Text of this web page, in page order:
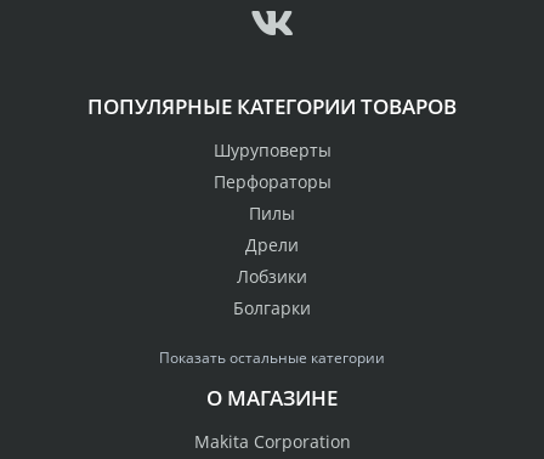
ПОПУЛЯРНЫЕ КАТЕГОРИИ ТОВАРОВ
Шуруповерты
Перфораторы
Пилы
Дрели
Лобзики
Болгарки
Показать остальные категории
О МАГАЗИНЕ
Makita Corporation